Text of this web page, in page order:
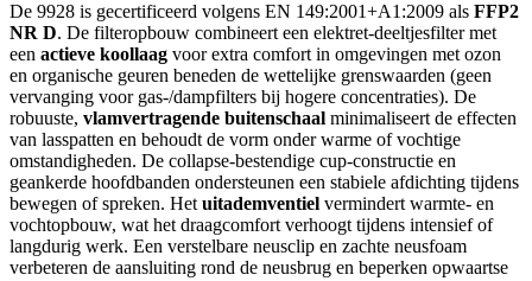
De 9928 is gecertificeerd volgens EN 149:2001+A1:2009 als FFP2
NR D. De filteropbouw combineert een elektret-deeltjesfilter met
een actieve koollaag voor extra comfort in omgevingen met ozon
en organische geuren beneden de wettelijke grenswaarden (geen
vervanging voor gas-/dampfilters bij hogere concentraties). De
robuuste, vlamvertragende buitenschaal minimaliseert de effecten
van lasspatten en behoudt de vorm onder warme of vochtige
omstandigheden. De collapse-bestendige cup-constructie en
geankerde hoofdbanden ondersteunen een stabiele afdichting tijdens
bewegen of spreken. Het uitademventiel vermindert warmte- en
vochtopbouw, wat het draagcomfort verhoogt tijdens intensief of
langdurig werk. Een verstelbare neusclip en zachte neusfoam
verbeteren de aansluiting rond de neusbrug en beperken opwaartse